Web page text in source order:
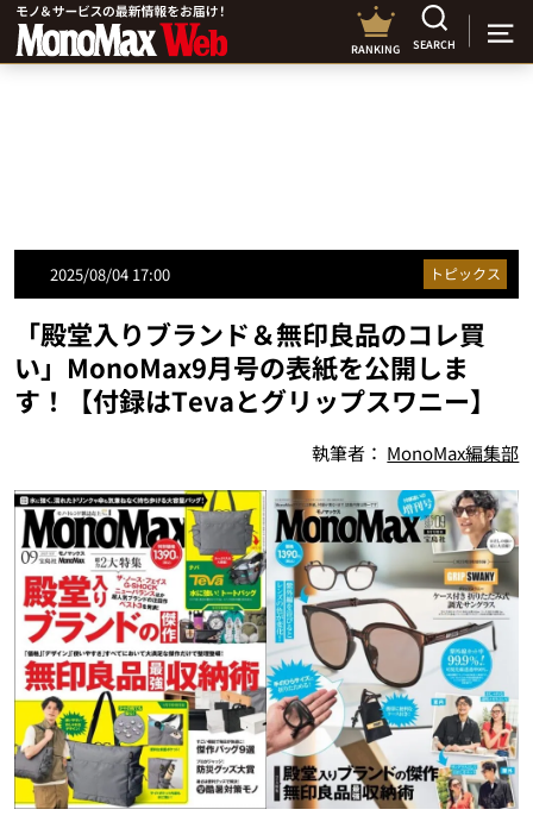
RANKING SEARCH
2025/08/04 17:00 トピックス
「殿堂入りブランド＆無印良品のコレ買
い」MonoMax9月号の表紙を公開しま
す！【付録はTevaとグリップスワニー】
執筆者： MonoMax編集部